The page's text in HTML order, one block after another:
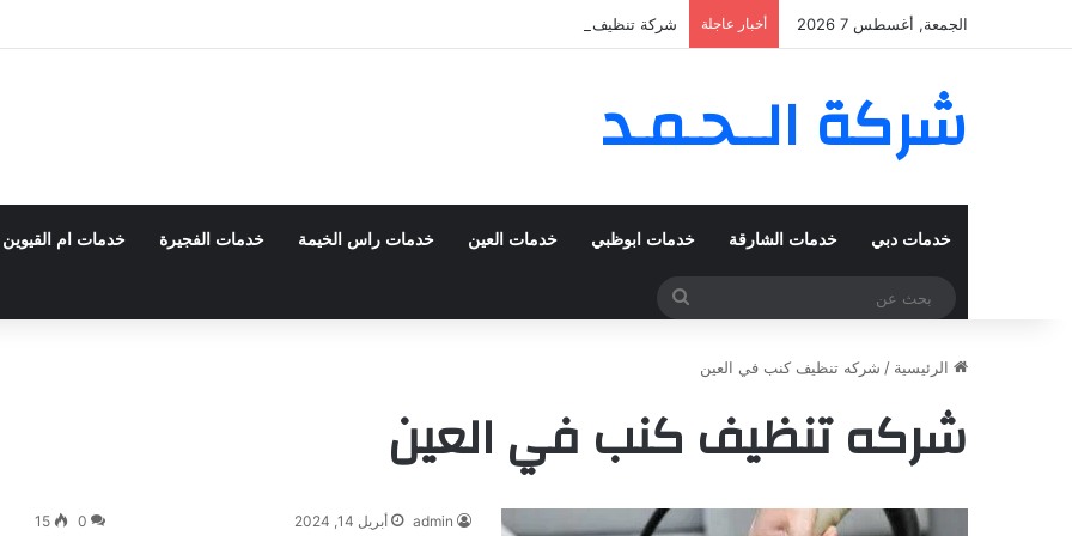
الجمعة, أغسطس 7 2026 أخبار عاجلة شركة تنظيف كنب في المزهر – دبي 0555980700 – خصم30%
شركة الــحـمـد
خدمات دبي خدمات الشارقة خدمات ابوظبي خدمات العين خدمات راس الخيمة خدمات الفجيرة خدمات ام القيوين
بحث
الرئيسية / شركه تنظيف كنب في العين
شركه تنظيف كنب في العين
admin أبريل 14, 2024 0
15